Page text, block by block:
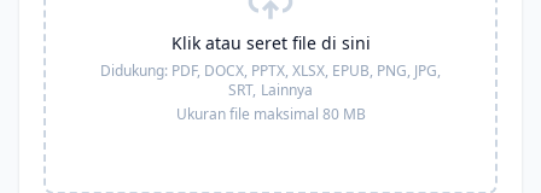
Klik atau seret file di sini
Didukung: PDF, DOCX, PPTX, XLSX, EPUB, PNG, JPG,
SRT, Lainnya
Ukuran file maksimal 80 MB